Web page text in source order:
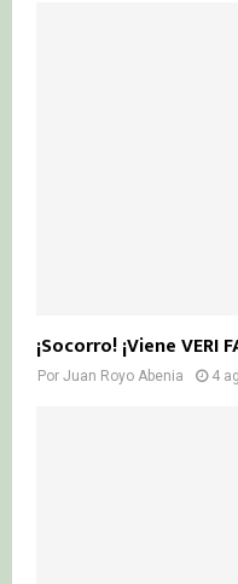
¡Socorro! ¡Viene VERI
Por Juan Royo Abenia 4